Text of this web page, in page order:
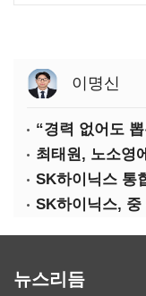
이명신
최태원, 노소영
뉴스리듬